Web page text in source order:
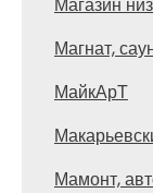
Магнат,
МайкАрТ
Мамонт,